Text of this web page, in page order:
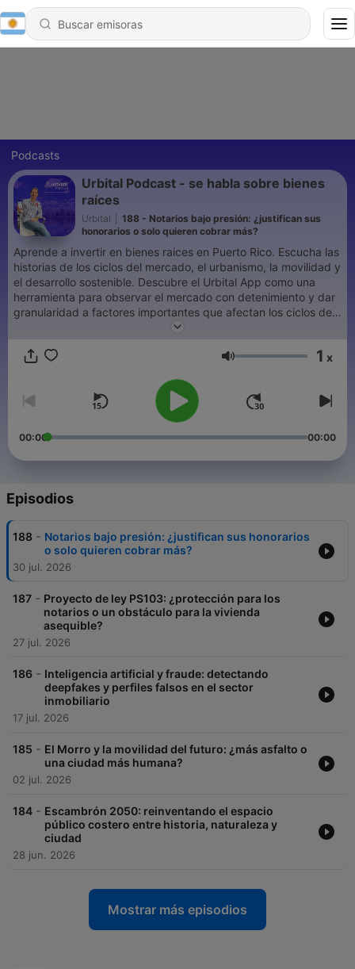
Podcasts
Urbital Podcast - se habla sobre bienes
raíces
Urbital
188 - Notarios bajo presión: ¿justifican sus
honorarios o solo quieren cobrar más?
Aprende a invertir en bienes raices en Puerto Rico. Escucha las
historias de los ciclos del mercado, el urbanismo, la movilidad y
el desarrollo sostenible. Descubre el Urbital App como una
herramienta para observar el mercado con detenimiento y dar
granularidad a factores importantes que afectan los ciclos del
mercado y las oportunidades disponibles en estos momentos.
Volumen 1 x
00:00 00:00
Episodios
188 - Notarios bajo presión: ¿justifican sus honorarios
o solo quieren cobrar más?
30 jul. 2026
187 - Proyecto de ley PS103: ¿protección para los
notarios o un obstáculo para la vivienda
asequible?
27 jul. 2026
186 - Inteligencia artificial y fraude: detectando
deepfakes y perfiles falsos en el sector
inmobiliario
17 jul. 2026
185 - El Morro y la movilidad del futuro: ¿más asfalto o
una ciudad más humana?
02 jul. 2026
184 - Escambrón 2050: reinventando el espacio
público costero entre historia, naturaleza y
ciudad
28 jun. 2026
Mostrar más episodios